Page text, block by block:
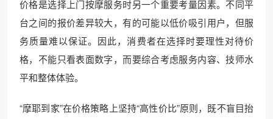
价格是选择上门按摩服务时另一个重要考量因素。不同平
台之间的报价差异较大，有的可能以低价吸引用户，但服
务质量难以保证。因此，消费者在选择时要理性对待价
格，不能只看表面数字，而要综合考虑服务内容、技师水
平和整体体验。
“摩耶到家”在价格策略上坚持“高性价比”原则，既不盲目抬